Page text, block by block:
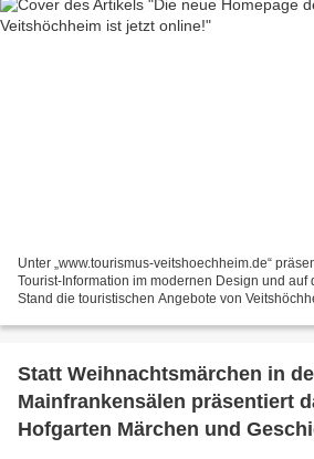
Unter „www.tourismus-veitshoechheim.de“
Tourist-Information im modernen Design und auf
Stand die touristischen Angebote von
Statt Weihnachtsmärchen in
Mainfrankensälen präsentiert
Hofgarten Märchen und